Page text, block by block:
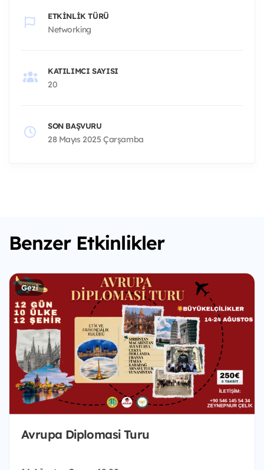
ETKINLIK TÜRÜ
Networking
KATILIMCI SAYISI
20
SON BAŞVURU
28 Mayıs 2025 Çarşamba
Benzer Etkinlikler
Gezi
Avrupa Diplomasi Turu